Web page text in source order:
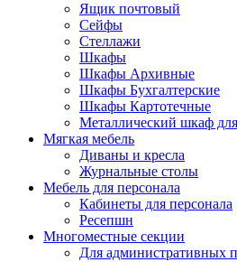
Ящик почтовый
Сейфы
Стеллажи
Шкафы
Шкафы Архивные
Шкафы Бухгалтерские
Шкафы Картотечные
Металлический шкаф
Мягкая мебель
Диваны и кресла
Журнальные столы
Мебель для персонала
Кабинеты для персонала
Ресепшн
Многоместные секции
Для административных